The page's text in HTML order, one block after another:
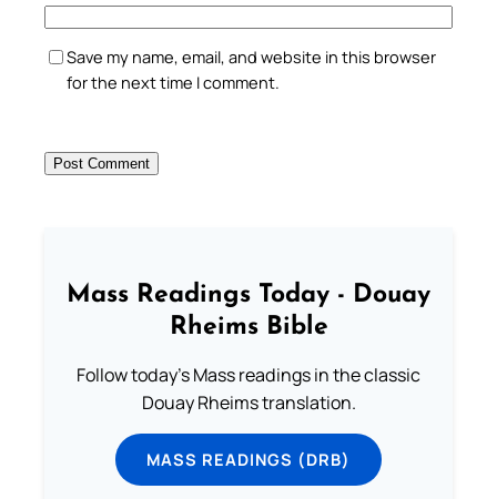
Save my name, email, and website in this browser
for the next time I comment.
Mass Readings Today - Douay
Rheims Bible
Follow today's Mass readings in the classic
Douay Rheims translation.
MASS READINGS (DRB)